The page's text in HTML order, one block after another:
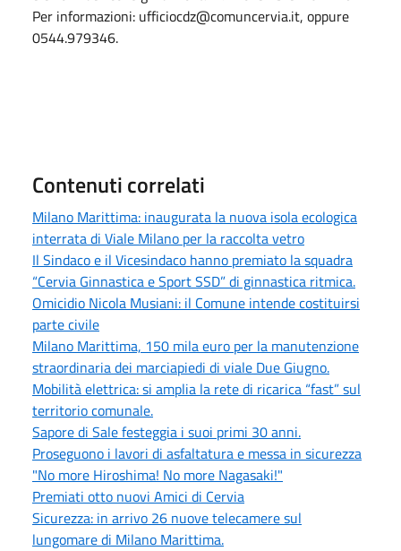
Per informazioni: ufficiocdz@comuncervia.it, oppure
0544.979346.
Contenuti correlati
Milano Marittima: inaugurata la nuova isola ecologica
interrata di Viale Milano per la raccolta vetro
Il Sindaco e il Vicesindaco hanno premiato la squadra
“Cervia Ginnastica e Sport SSD” di ginnastica ritmica.
Omicidio Nicola Musiani: il Comune intende costituirsi
parte civile
Milano Marittima, 150 mila euro per la manutenzione
straordinaria dei marciapiedi di viale Due Giugno.
Mobilità elettrica: si amplia la rete di ricarica “fast” sul
territorio comunale.
Sapore di Sale festeggia i suoi primi 30 anni.
Proseguono i lavori di asfaltatura e messa in sicurezza
"No more Hiroshima! No more Nagasaki!"
Premiati otto nuovi Amici di Cervia
Sicurezza: in arrivo 26 nuove telecamere sul
lungomare di Milano Marittima.